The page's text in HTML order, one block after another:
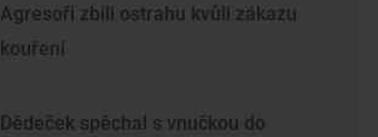
Agresoři zbili ostrahu kvůli zákazu
kouření
Dědeček spěchal s vnučkou do